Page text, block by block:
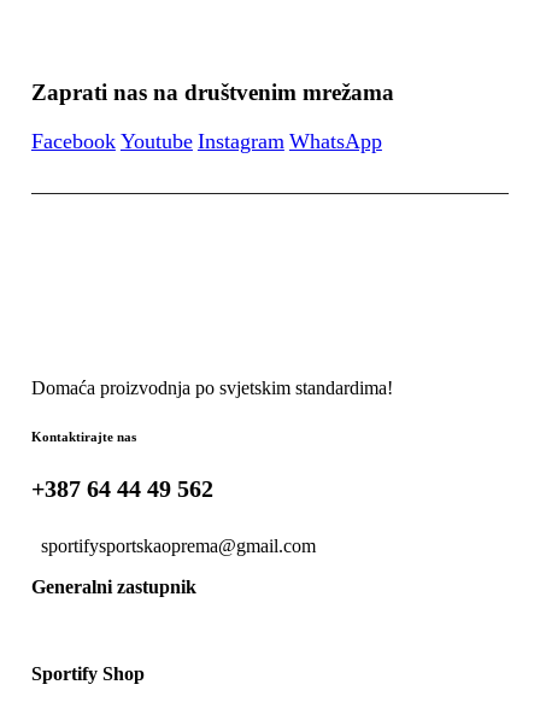
Zaprati nas na društvenim mrežama
Facebook Youtube Instagram WhatsApp
Domaća proizvodnja po svjetskim standardima!
Kontaktirajte nas
+387 64 44 49 562
sportifysportskaoprema@gmail.com
Generalni zastupnik
Sportify Shop